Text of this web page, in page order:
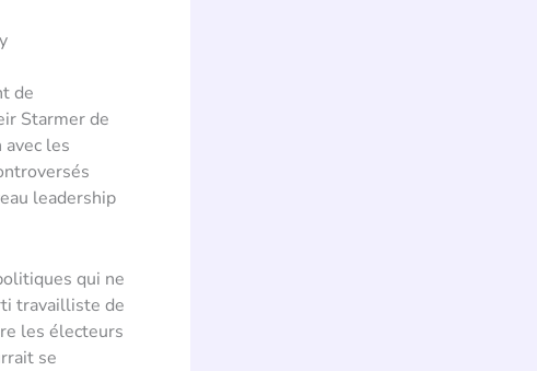
de
Starmer de
les
leadership
qui ne
travailliste de
les électeurs
se